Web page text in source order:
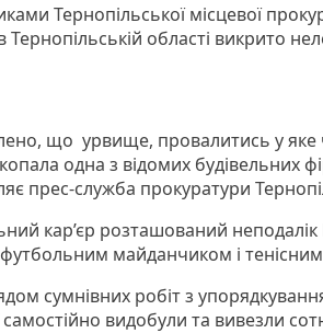
Тернопільської місцевої
Тернопільській області викрито
що урвище, провалитись у яке
одна з відомих будівельних
прес-служба прокуратури
кар’єр розташований
футбольним майданчиком і
сумнівних робіт з
самостійно видобули та вивезли